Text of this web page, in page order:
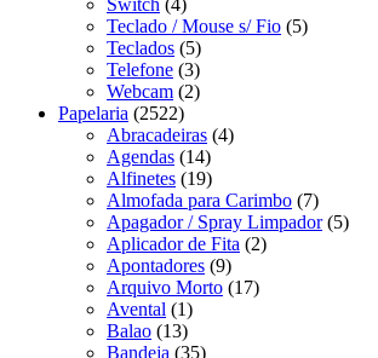
Teclado / Mouse s/ Fio (5)
Teclados (5)
Telefone (3)
Webcam (2)
Papelaria (2522)
Abracadeiras (4)
Agendas (14)
Alfinetes (19)
Almofada para Carimbo (7)
Apagador / Spray Limpador (5)
Aplicador de Fita (2)
Apontadores (9)
Arquivo Morto (17)
Avental (1)
Balao (13)
Bandeja (35)